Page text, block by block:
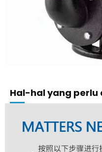
Hal-hal yang